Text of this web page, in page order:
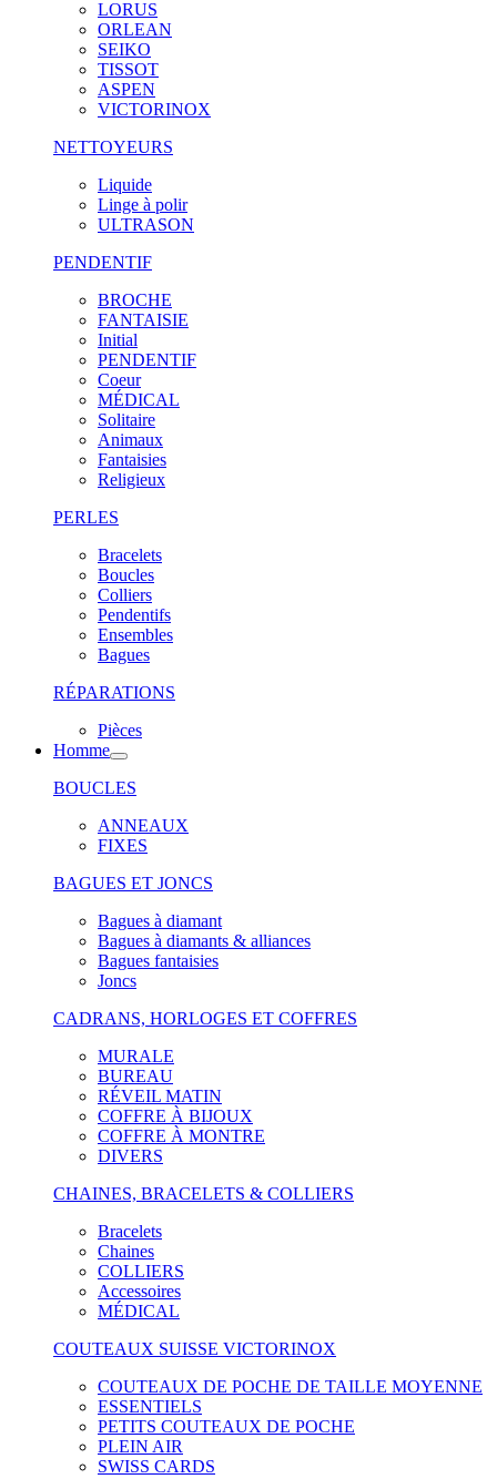
LORUS
ORLEAN
SEIKO
TISSOT
ASPEN
VICTORINOX
NETTOYEURS
Liquide
Linge à polir
ULTRASON
PENDENTIF
BROCHE
FANTAISIE
Initial
PENDENTIF
Coeur
MÉDICAL
Solitaire
Animaux
Fantaisies
Religieux
PERLES
Bracelets
Boucles
Colliers
Pendentifs
Ensembles
Bagues
RÉPARATIONS
Pièces
Homme
BOUCLES
ANNEAUX
FIXES
BAGUES ET JONCS
Bagues à diamant
Bagues à diamants & alliances
Bagues fantaisies
Joncs
CADRANS, HORLOGES ET COFFRES
MURALE
BUREAU
RÉVEIL MATIN
COFFRE À BIJOUX
COFFRE À MONTRE
DIVERS
CHAINES, BRACELETS & COLLIERS
Bracelets
Chaines
COLLIERS
Accessoires
MÉDICAL
COUTEAUX SUISSE VICTORINOX
COUTEAUX DE POCHE DE TAILLE MOYENNE
ESSENTIELS
PETITS COUTEAUX DE POCHE
PLEIN AIR
SWISS CARDS